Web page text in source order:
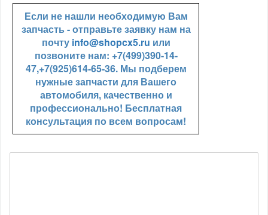
Если не нашли необходимую Вам
запчасть - отправьте заявку нам на
почту info@shopcx5.ru или
позвоните нам: +7(499)390-14-
47,+7(925)614-65-36. Мы подберем
нужные запчасти для Вашего
автомобиля, качественно и
профессионально! Бесплатная
консультация по всем вопросам!